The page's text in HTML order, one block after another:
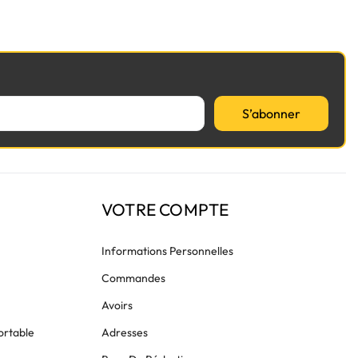
S’abonner
VOTRE COMPTE
Informations Personnelles
Commandes
Avoirs
Adresses